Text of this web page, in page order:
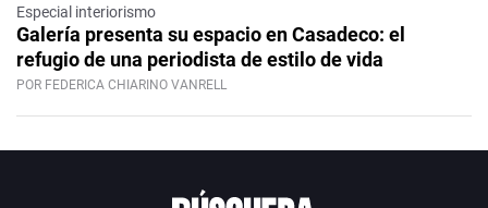
Especial interiorismo
Galería presenta su espacio en Casadeco: el
refugio de una periodista de estilo de vida
POR FEDERICA CHIARINO VANRELL